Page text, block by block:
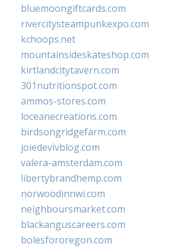
bluemoongiftcards.com
rivercitysteampunkexpo.com
kchoops.net
mountainsideskateshop.com
kirtlandcitytavern.com
301nutritionspot.com
ammos-stores.com
loceanecreations.com
birdsongridgefarm.com
joiedevivblog.com
valera-amsterdam.com
libertybrandhemp.com
norwoodinnwi.com
neighboursmarket.com
blackanguscareers.com
bolesfororegon.com